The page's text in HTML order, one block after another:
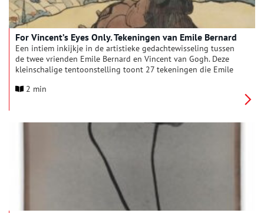
For Vincent’s Eyes Only. Tekeningen van Emile Bernard
Een intiem inkijkje in de artistieke gedachtewisseling tussen
de twee vrienden Emile Bernard en Vincent van Gogh. Deze
kleinschalige tentoonstelling toont 27 tekeningen die Emile
alleen voor Vincents ogen bedoeld. Nu kan ook jij ze voor het
2 min